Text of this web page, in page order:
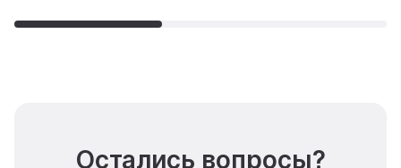
Остались вопросы?